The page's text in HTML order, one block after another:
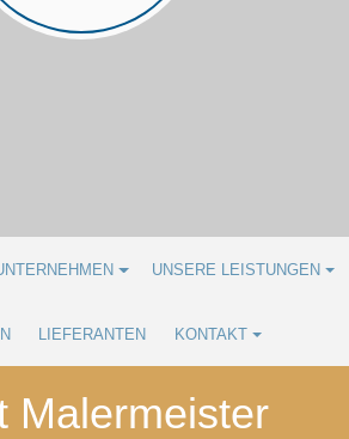
Malermeister
UNSERE LEISTUNGEN
LIEFERANTEN KONTAKT